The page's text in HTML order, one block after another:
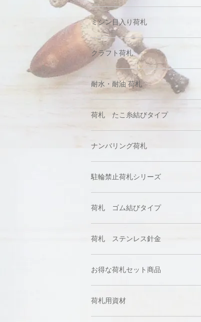
ミシン目入り荷札
クラフト荷札
耐水・耐油 荷札
荷札 たこ糸結びタイプ
ナンバリング荷札
駐輪禁止荷札シリーズ
荷札 ゴム結びタイプ
荷札 ステンレス針金
お得な荷札セット商品
荷札用資材